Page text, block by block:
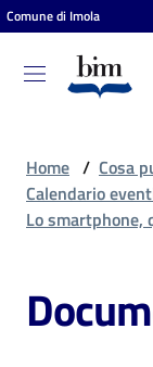
Vai al contenuto
Vai alla navigazione
Vai al footer
Comune di Imola
comunale
Cosa
Home / Cosa
Calendario
Lo smartphone,